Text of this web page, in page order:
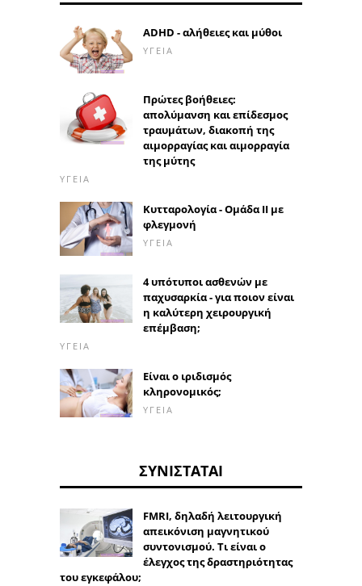
ADHD - αλήθειες και μύθοι
ΥΓΕΊΑ
Πρώτες βοήθειες:
απολύμανση και επίδεσμος
τραυμάτων, διακοπή της
αιμορραγίας και αιμορραγία
της μύτης
ΥΓΕΊΑ
Κυτταρολογία - Ομάδα ΙΙ με
φλεγμονή
ΥΓΕΊΑ
4 υπότυποι ασθενών με
παχυσαρκία - για ποιον είναι
η καλύτερη χειρουργική
επέμβαση;
ΥΓΕΊΑ
Είναι ο ιριδισμός
κληρονομικός;
ΥΓΕΊΑ
ΣΥΝΙΣΤΆΤΑΙ
FMRI, δηλαδή λειτουργική
απεικόνιση μαγνητικού
συντονισμού. Τι είναι ο
έλεγχος της δραστηριότητας
του εγκεφάλου;